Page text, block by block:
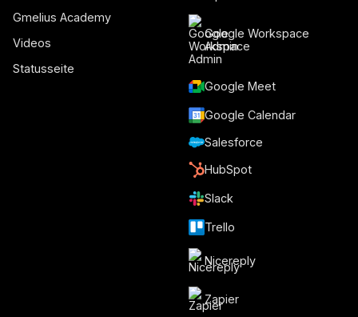
Gmelius Academy
Videos
Statusseite
Google Workspace
Admin
Google Meet
Google Calendar
Salesforce
HubSpot
Slack
Trello
Nicereply
Zapier